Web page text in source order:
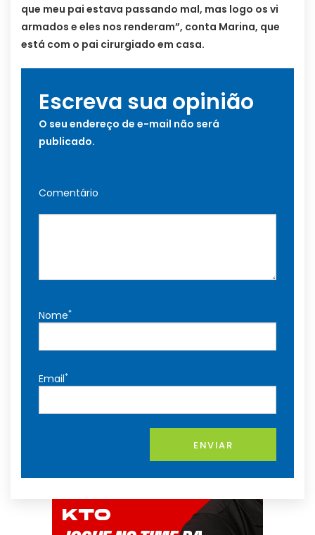
que meu pai estava passando mal, mas logo os vi
armados e eles nos renderam”, conta Marina, que
está com o pai cirurgiado em casa.
Escreva sua opinião
O seu endereço de e-mail não será
publicado.
Comentário
Nome*
Email*
ENVIAR